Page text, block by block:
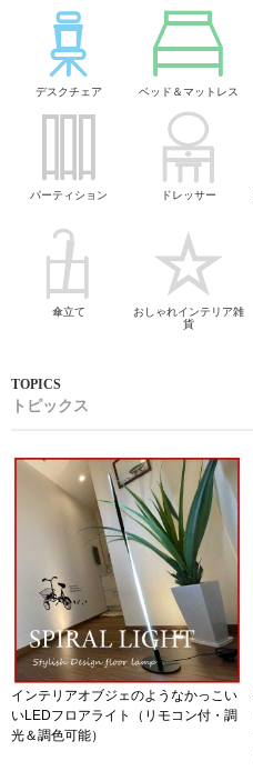
デスクチェア ベッド＆マットレス
パーティション ドレッサー
傘立て
おしゃれインテリア雑
貨
トピックス
インテリアオブジェのようなかっこい
いLEDフロアライト（リモコン付・調
光＆調色可能）